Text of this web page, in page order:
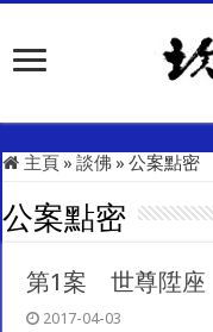
主頁 » 談佛 » 公案點密
公案點密
第1案 世尊陞座
2017-04-03